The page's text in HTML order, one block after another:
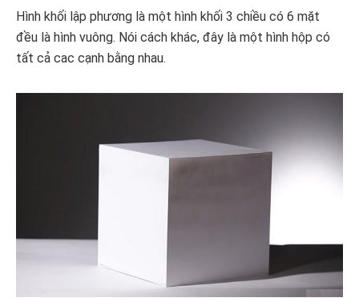
Hình khối lập phương là một hình khối 3 chiều có 6 mặt
đều là hình vuông. Nói cách khác, đây là một hình hộp có
tất cả cac cạnh bằng nhau.